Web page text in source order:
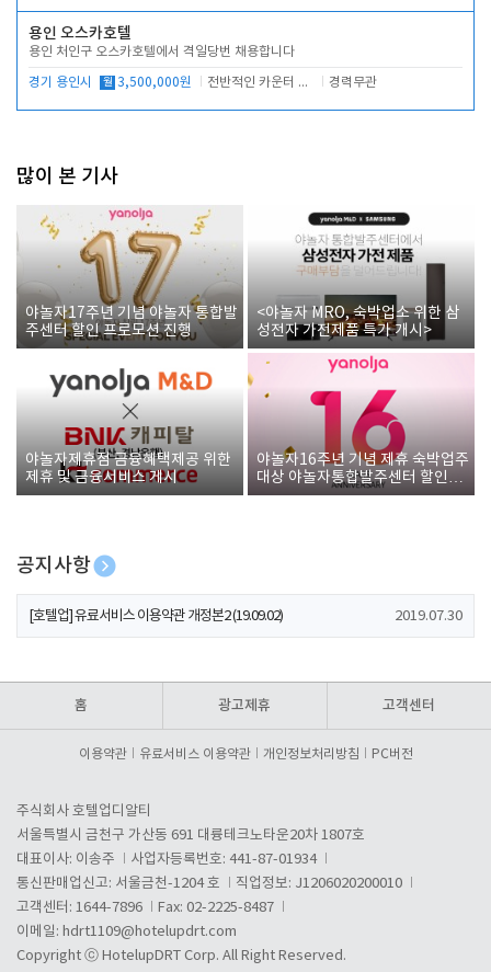
용인 오스카호텔
용인 처인구 오스카호텔에서 격일당번 채용합니다
경기 용인시 월 3,500,000원 전반적인 카운터 업무 경력무관
많이 본 기사
야놀자17주년 기념 야놀자 통합발
주센터 할인 프로모션 진행
<야놀자 MRO, 숙박업소 위한 삼
성전자 가전제품 특가 개시>
야놀자제휴점 금융혜택제공 위한
제휴 및 금융서비스 게시
야놀자16주년 기념 제휴 숙박업주
대상 야놀자통합발주센터 할인쿠
폰 증정
공지사항
[호텔업] 개인정보 처리방침 개정본1 (19.09.02)
[호텔업] 유료서비스 이용약관 개정본2 (19.09.02) 2019.07.30
홈 광고제휴 고객센터
이용약관 유료서비스 이용약관 개인정보처리방침 PC버전
주식회사 호텔업디알티
서울특별시 금천구 가산동 691 대륭테크노타운20차 1807호
대표이사: 이송주
사업자등록번호: 441-87-01934
통신판매업신고: 서울금천-1204 호
직업정보: J1206020200010
고객센터: 1644-7896
Fax: 02-2225-8487
이메일: hdrt1109@hotelupdrt.com
Copyright ⓒ HotelupDRT Corp. All Right Reserved.